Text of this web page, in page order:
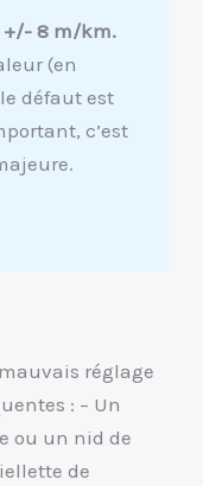
+/- 8 m/km.
(en
défaut est
c’est
réglage
: – Un
ou un nid de
de